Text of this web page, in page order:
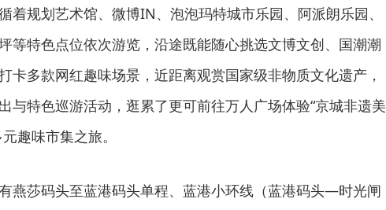
着规划艺术馆、微博IN、泡泡玛特城市乐园、阿派朗乐园、
等特色点位依次游览，沿途既能随心挑选文博文创、国潮潮
卡多款网红趣味场景，近距离观赏国家级非物质文化遗产，
与特色巡游活动，逛累了更可前往万人广场体验“京城非遗美
趣味市集之旅。
燕莎码头至蓝港码头单程、蓝港小环线（蓝港码头—时光闸